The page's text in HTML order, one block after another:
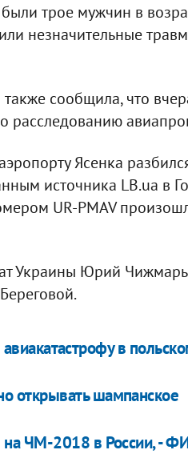
трое мужчин в
незначительные
сообщила, что
расследованию
Ясенка
источника LB.ua в
UR-PMAV
Украины Юрий
в
открывать шампанское
на ЧМ-2018 в России, -